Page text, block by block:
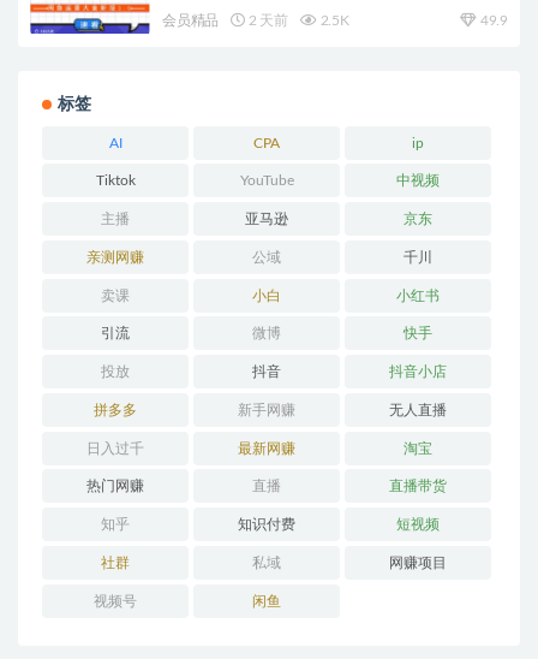
会员精品 2 天前 2.5K 49.9
标签
AI CPA ip
Tiktok YouTube 中视频
主播 亚马逊 京东
亲测网赚 公域 千川
卖课 小白 小红书
引流 微博 快手
投放 抖音 抖音小店
拼多多 新手网赚 无人直播
日入过千 最新网赚 淘宝
热门网赚 直播 直播带货
知乎 知识付费 短视频
社群 私域 网赚项目
视频号 闲鱼